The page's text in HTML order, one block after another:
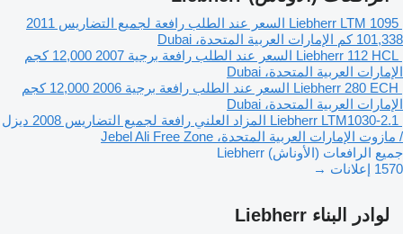
Liebherr LTM 1095 السعر عند الطلب رافعة لجميع التضاريس 2011
101,338 كم
الإمارات العربية المتحدة، Dubai
Liebherr 112 HCL السعر عند الطلب رافعة برجية 2007 12,000 كجم
الإمارات العربية المتحدة، Dubai
Liebherr 280 ECH السعر عند الطلب رافعة برجية 2006 12,000 كجم
الإمارات العربية المتحدة، Dubai
Liebherr LTM1030-2.1 المزاد العلني رافعة لجميع التضاريس 2008 ديزل
/ مازوت الإمارات العربية المتحدة، Jebel Ali Free Zone
جميع الرافعات (الأوناش) Liebherr
1570 إعلانات →
لوادر البناء Liebherr